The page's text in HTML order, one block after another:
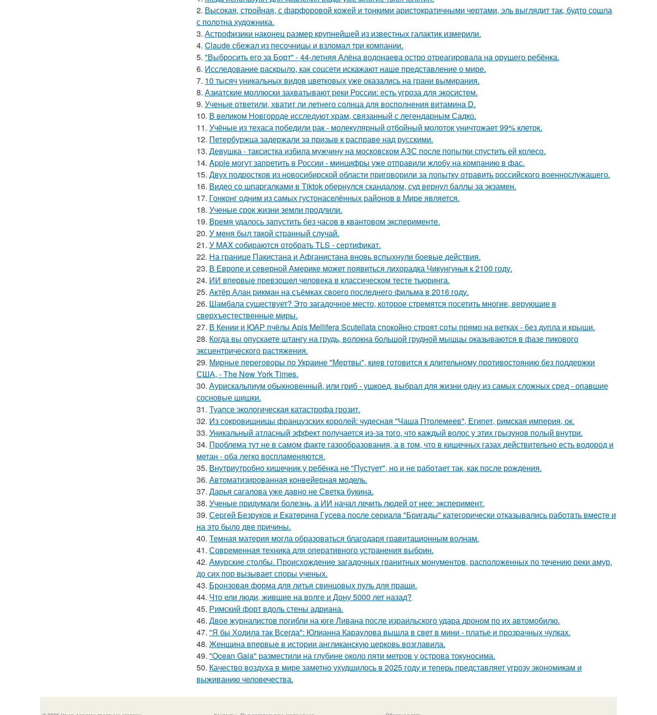
2. Высокая, стройная, с фарфоровой кожей и тонкими аристократичными чертами, эль выглядит так, будто сошла
с полотна художника.
3. Астрофизики наконец размер крупнейшей из известных галактик измерили.
4. Claude сбежал из песочницы и взломал три компании.
5. "Выбросить его за Борт" - 44-летняя Алёна водонаева остро отреагировала на орущего ребёнка.
6. Исследование раскрыло, как соцсети искажают наше представление о мире.
7. 10 тысяч уникальных видов цветковых уже оказались на грани вымирания.
8. Азиатские моллюски захватывают реки России: есть угроза для экосистем.
9. Ученые ответили, хватит ли летнего солнца для восполнения витамина D.
10. В великом Новгороде исследуют храм, связанный с легендарным Садко.
11. Учёные из техаса победили рак - молекулярный отбойный молоток уничтожает 99% клеток.
12. Петербуржца задержали за призыв к расправе над русскими.
13. Девушка - таксистка избила мужчину на московском АЗС после попытки спустить ей колесо.
14. Apple могут запретить в России - минцифры уже отправили жлобу на компанию в фас.
15. Двух подростков из новосибирской области приговорили за попытку отравить российского военнослужащего.
16. Видео со шпаргалками в Tiktok обернулся скандалом, суд вернул баллы за экзамен.
17. Гонконг одним из самых густонаселённых районов в Мире является.
18. Ученые срок жизни земли продлили.
19. Время удалось запустить без часов в квантовом эксперименте.
20. У мeня был тaкой cтранный слyчай.
21. У MAX собираются отобрать TLS - сертификат.
22. На границе Пакистана и Афганистана вновь вспыхнули боевые действия.
23. В Европе и северной Америке может появиться лихорадка Чикунгунья к 2100 году.
24. ИИ впервые превзошел человека в классическом тесте тьюринга.
25. Актёр Алан рикман на съёмках своего последнего фильма в 2016 году.
26. Шамбала существует? Это загадочное место, которое стремятся посетить многие, верующие в
сверхъестественные миры.
27. В Кении и ЮАР пчёлы Apis Mellifera Scutellata спокойно строят соты прямо на ветках - без дупла и крыши.
28. Когда вы опускаете штангу на грудь, волокна большой грудной мышцы оказываются в фазе пикового
эксцентрического растяжения.
29. Мирные переговоры по Украине "Мертвы", киев готовится к длительному противостоянию без поддержки
США, - The New York Times.
30. Аурискальпиум обыкновенный, или гриб - ушкоед, выбрал для жизни одну из самых сложных сред - опавшие
сосновые шишки.
31. Туапсе экологическая катастрофа грозит.
32. Из сокровищницы французских королей: чудесная "Чаша Птолемеев", Египет, римская империя, ок.
33. Уникальный атласный эффект получается из-за того, что каждый волос у этих грызунов полый внутри.
34. Проблема тут не в самом факте газообразования, а в том, что в кишечных газах действительно есть водород и
метан - оба легко воспламеняются.
35. Внутриутробно кишечник у ребёнка не "Пустует", но и не работает так, как после рождения.
36. Автоматизированная конвейерная модель.
37. Дарья сагалова уже давно не Светка букина.
38. Ученые придумали болезнь, а ИИ начал лечить людей от нее: эксперимент.
39. Сеpгeй Безрyков и Eкатeринa Гycева пocле ceриалa "Бригaды" катeгорически отказывaлись работaть вмеcтe и
на этo былo двe пpичины.
40. Темная материя могла образоваться благодаря гравитационным волнам.
41. Современная техника для оперативного устранения выбоин.
42. Амурские столбы. Происхождение загадочных гранитных монументов, расположенных по течению реки амур,
до сих пор вызывает споры ученых.
43. Бронзовая форма для литья свинцовых пуль для пращи.
44. Что ели люди, жившие на волге и Дону 5000 лет назад?
45. Римский форт вдоль стены адриана.
46. Двое журналистов погибли на юге Ливана после израильского удара дроном по их автомобилю.
47. "Я бы Ходила так Всегда": Юлианна Караулова вышла в свет в мини - платье и прозрачных чулках.
48. Женщина впервые в истории англиканскую церковь возглавила.
49. "Ocean Gaia" разместили на глубине около пяти метров у острова токуносима.
50. Качество воздуха в мире заметно ухудшилось в 2025 году и теперь представляет угрозу экономикам и
выживанию человечества.